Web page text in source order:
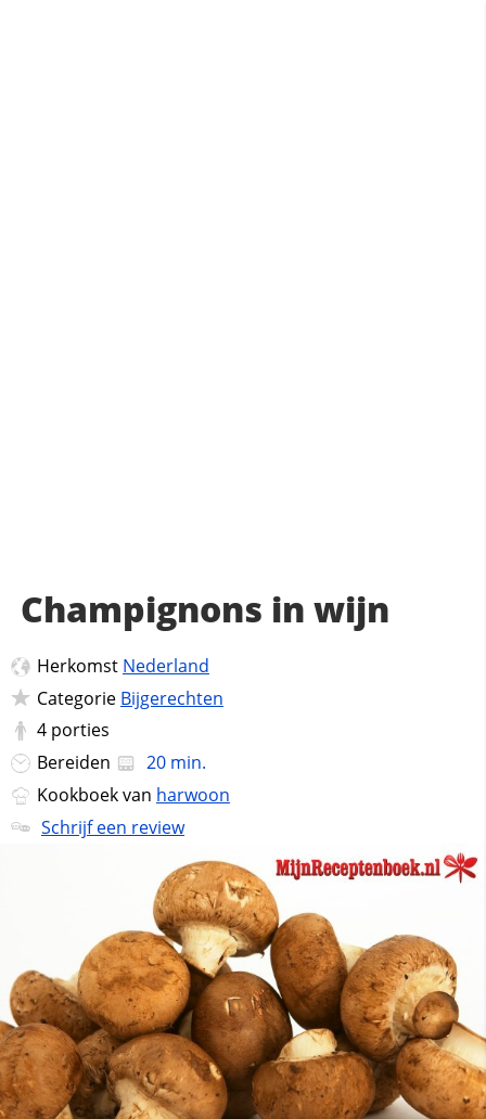
Champignons in wijn
Herkomst Nederland
Categorie Bijgerechten
4 porties
Bereiden
20 min.
Kookboek van harwoon
Schrijf een review